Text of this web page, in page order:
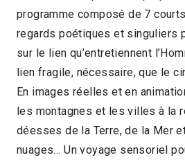
programme composé de 7
regards poétiques et singuliers
sur le lien qu’entretiennent
lien fragile, nécessaire, que le
En images réelles et en
les montagnes et les villes à la
déesses de la Terre, de la Mer
nuages… Un voyage sensoriel